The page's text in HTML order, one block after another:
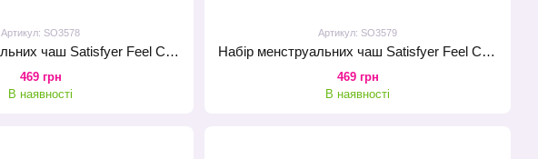
Артикул: SO3578
Набір менструальних чаш Satisfyer Feel Confident (light blue), 15мл і 20мл, мішечок для зберігання
469 грн
В наявності
Артикул: SO3579
Набір менструальних чаш Satisfyer Feel Confident (light green), 15мл і 20мл, мішечок для зберігання
469 грн
В наявності